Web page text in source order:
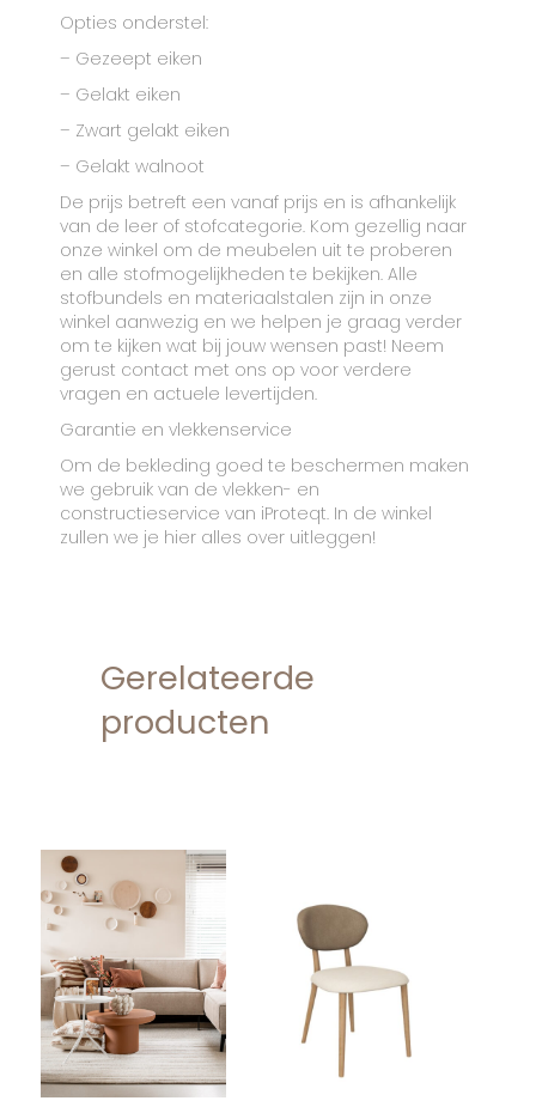
Opties onderstel:
– Gezeept eiken
– Gelakt eiken
– Zwart gelakt eiken
– Gelakt walnoot
De prijs betreft een vanaf prijs en is afhankelijk
van de leer of stofcategorie. Kom gezellig naar
onze winkel om de meubelen uit te proberen
en alle stofmogelijkheden te bekijken. Alle
stofbundels en materiaalstalen zijn in onze
winkel aanwezig en we helpen je graag verder
om te kijken wat bij jouw wensen past! Neem
gerust contact met ons op voor verdere
vragen en actuele levertijden.
Garantie en vlekkenservice
Om de bekleding goed te beschermen maken
we gebruik van de vlekken- en
constructieservice van iProteqt. In de winkel
zullen we je hier alles over uitleggen!
Gerelateerde
producten